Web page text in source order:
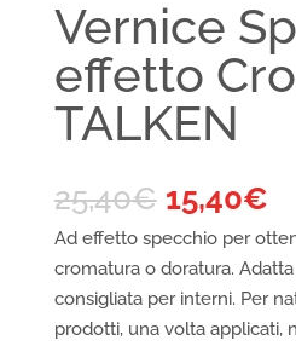
Vernice
effetto
TALKEN
25,40€ 15,40€
Ad effetto specchio per
cromatura o doratura.
consigliata per interni. Per
prodotti, una volta applicati,